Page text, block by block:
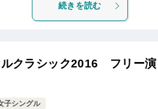
続きを読む
クラシック2016 フリー演
子シングル